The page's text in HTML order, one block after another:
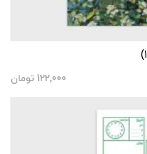
122,000 تومان